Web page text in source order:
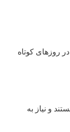
روزهای کوتاه
و نیاز به